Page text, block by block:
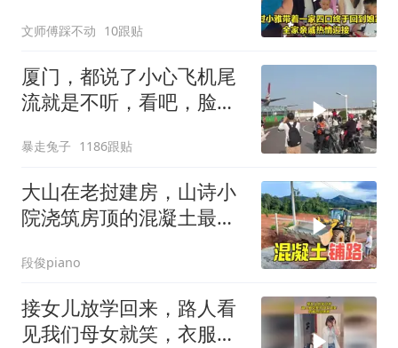
文师傅踩不动 10跟贴
厦门，都说了小心飞机尾
流就是不听，看吧，脸都
暴走兔子 1186跟贴
大山在老挝建房，山诗小
院浇筑房顶的混凝土最后
段俊piano
接女儿放学回来，路人看
见我们母女就笑，衣服也